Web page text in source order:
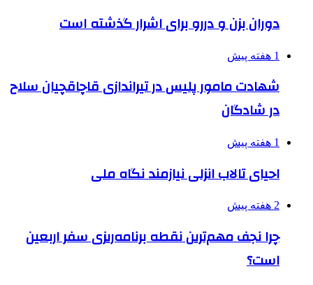
دوران بزن و دررو برای اشرار گذشته است
1 هفته پیش
شهادت مامور پلیس در تیراندازی قاچاقچیان سلاح
در شادگان
1 هفته پیش
احیای تالاب انزلی نیازمند نگاه ملی
2 هفته پیش
چرا نجف مهم‌ترین نقطه برنامه‌ریزی سفر اربعین
است؟